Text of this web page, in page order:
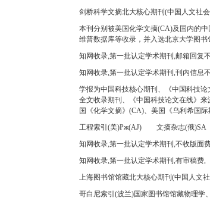
剑桥科学文摘北大核心期刊(中国人文社
本刊分别被美国化学文摘(CA)及国内的
维普数据库等收录，并入选北京大学图书
知网收录,第一批认定学术期刊,邮箱回复
知网收录,第一批认定学术期刊,刊内信息
学报为中国科技核心期刊、《中国科技
全文收录期刊、《中国科技论文在线》
国《化学文摘》(CA)、美国《乌利希国
工程索引(美)Pж(AJ)
文摘杂志(俄)SA
知网收录,第一批认定学术期刊,不收版面
知网收录,第一批认定学术期刊,有审稿费,
上海图书馆馆藏北大核心期刊(中国人文
哥白尼索引(波兰)国家图书馆馆藏物理学